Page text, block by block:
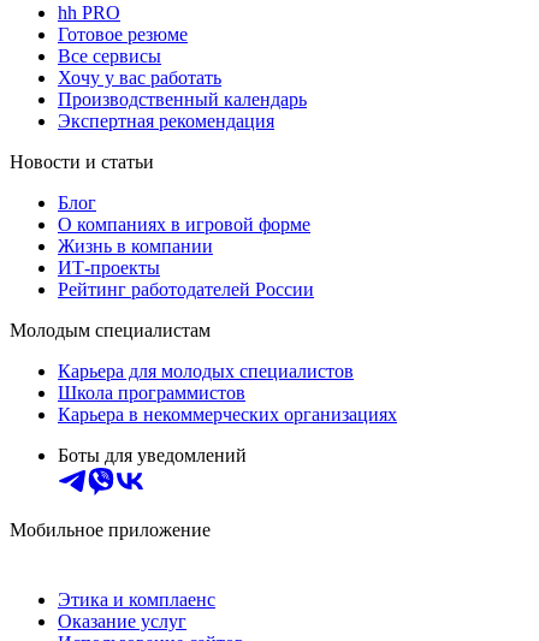
hh PRO
Готовое резюме
Все сервисы
Хочу у вас работать
Производственный календарь
Экспертная рекомендация
Новости и статьи
Блог
О компаниях в игровой форме
Жизнь в компании
ИТ-проекты
Рейтинг работодателей России
Молодым специалистам
Карьера для молодых специалистов
Школа программистов
Карьера в некоммерческих организациях
Боты для уведомлений
Мобильное приложение
Этика и комплаенс
Оказание услуг